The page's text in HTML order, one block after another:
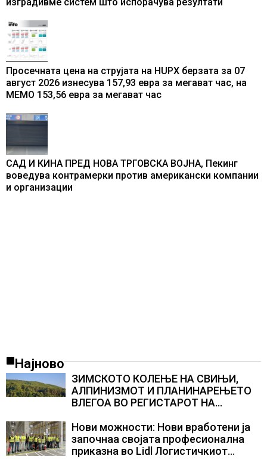
Просечната цена на струјата на HUPX берзата за 07
август 2026 изнесува 157,93 евра за мегават час, на
МЕМО 153,56 евра за мегават час
САД И КИНА ПРЕД НОВА ТРГОВСКА ВОЈНА, Пекинг
воведува контрамерки против американски компании
и организации
Најново
ЗИМСКОТО КОЛЕЊЕ НА СВИЊИ,
АЛПИНИЗМОТ И ПЛАНИНАРЕЊЕТО
ВЛЕГОА ВО РЕГИСТАРОТ НА
СЛОВЕНИЈА
Нови можности: Нови вработени ја
започнаа својата професионална
приказна во Lidl Логистичкиот